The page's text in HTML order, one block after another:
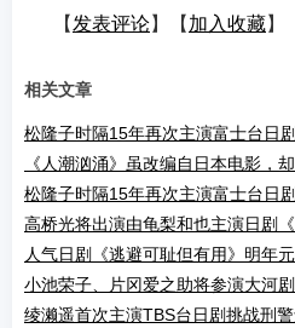
【 发表评论】【 加入收藏】
相关文章
松隆子时隔15年再次主演富士台日
《人潮汹涌》虽改编自日本电影，
松隆子时隔15年再次主演富士台日
高桥光将出演由龟梨和也主演日剧
人气日剧《逃避可耻但有用》明年
小池荣子、片冈爱之助将参演大河剧
绫濑遥首次主演TBS台日剧挑战刑